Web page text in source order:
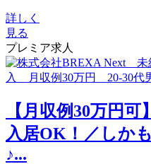
詳しく
見る
プレミア求人
【月収例30万円
入居OK！／しか
♪...